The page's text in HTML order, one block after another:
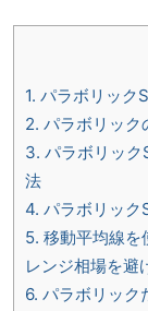
1. パラボリック
2. パラボリック
3. パラボリック
法
4. パラボリック
5. 移動平均線を
レンジ相場を避
6. パラボリック